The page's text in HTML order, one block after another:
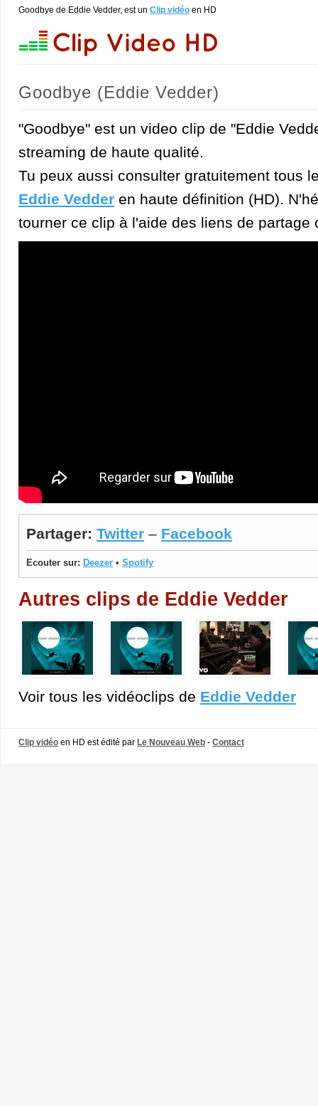
Goodbye de Eddie Vedder, est un Clip vidéo en HD
Goodbye (Eddie Vedder)
"Goodbye" est un video clip de "Eddie
streaming de haute qualité.
Tu peux aussi consulter gratuitement tous
Eddie Vedder en haute définition (HD).
tourner ce clip à l'aide des liens de partage
Partager: Twitter – Facebook
Ecouter sur: Deezer • Spotify
Autres clips de Eddie Vedder
Voir tous les vidéoclips de Eddie Vedder
Clip vidéo en HD est édité par Le Nouveau Web - Contact